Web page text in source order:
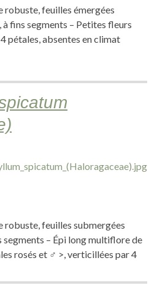
robuste, feuilles émergées
fins segments – Petites fleurs
pétales, absentes en climat
robuste, feuilles submergées
segments – Épi long multiflore de
rosés et ♂ >, verticillées par 4